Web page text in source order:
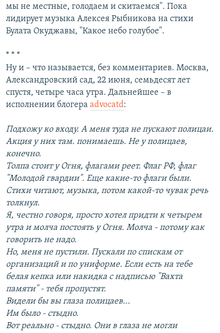
мы не местные, голодаем и скитаемся". Пока
лидирует музыка Алексея Рыбникова на стихи
Булата Окуджавы, "Какое небо голубое".
* * *
Ну и – что называется, без комментариев. Москва,
Александровский сад, 22 июня, семьдесят лет
спустя, четыре часа утра. Дальнейшее – в
исполнении блогера advocatd:
Подхожу ко входу. А меня туда не пускают полицаи.
Акция у них там. понимаешь. Не у полицаев,
конечно.
Толпа стоит у Огня, флагами реет. Флаг РФ, флаг
"Молодой гвардии". Еще какие-то флаги были.
Стихи читают, музыка, потом какой-то чувак речь
толкнул.
Я, честно говоря, просто хотел придти к четырем
утра и молча постоять у Огня. Молча - потому как
говорить не надо.
Но, меня не пустили. Пускали по спискам от
организаций и по униформе. Если есть на тебе
белая кепка или накидка с надписью "Вахта
памяти" - тебя пропустят.
Видели бы вы глаза полицаев...
Им было - стыдно.
Вот реально - стыдно. Они в глаза не могли